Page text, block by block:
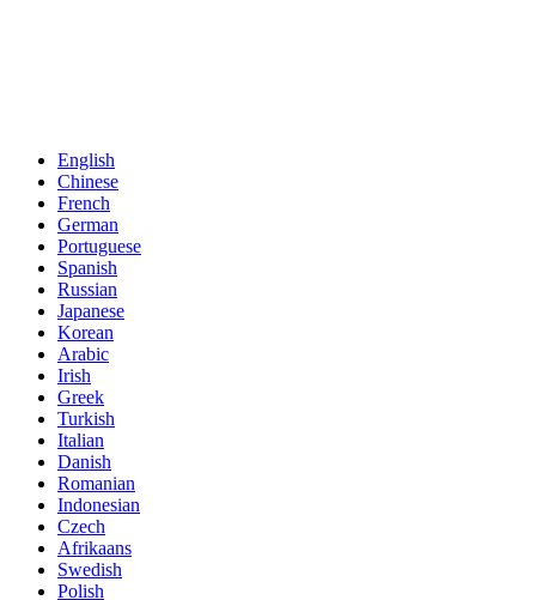
English
Chinese
French
German
Portuguese
Spanish
Russian
Japanese
Korean
Arabic
Irish
Greek
Turkish
Italian
Danish
Romanian
Indonesian
Czech
Afrikaans
Swedish
Polish